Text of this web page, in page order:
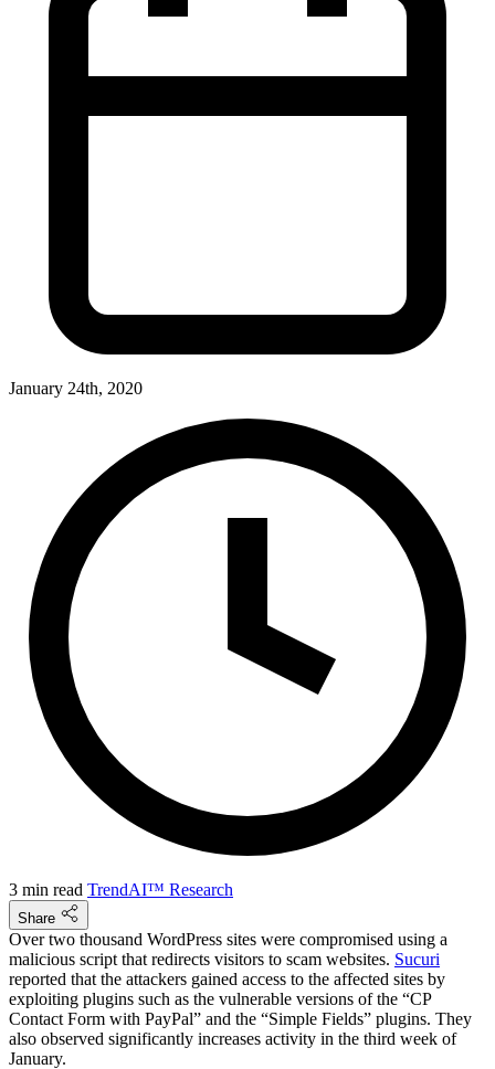
January 24th, 2020
3 min read TrendAI™ Research
Share
Over two thousand WordPress sites were compromised using a
malicious script that redirects visitors to scam websites. Sucuri
reported that the attackers gained access to the affected sites by
exploiting plugins such as the vulnerable versions of the “CP
Contact Form with PayPal” and the “Simple Fields” plugins. They
also observed significantly increases activity in the third week of
January.